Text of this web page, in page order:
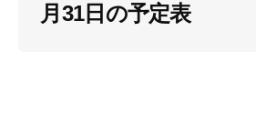
月31日の予定表